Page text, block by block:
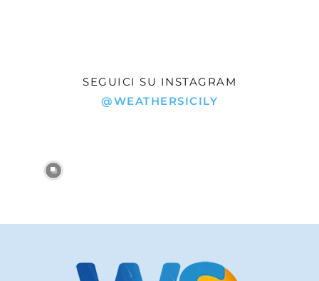
SEGUICI SU INSTAGRAM
@WEATHERSICILY